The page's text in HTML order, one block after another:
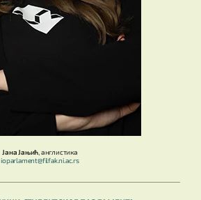
Јана Јањић , англистика
ioparlament@filfak.ni.ac.rs